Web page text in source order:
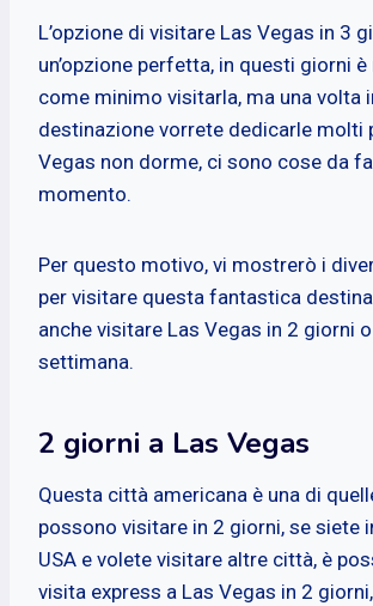
L’opzione di visitare Las Vegas in 3
un’opzione perfetta, in questi giorni
come minimo visitarla, ma una volta
destinazione vorrete dedicarle molti
Vegas non dorme, ci sono cose da
momento.
Per questo motivo, vi mostrerò i
per visitare questa fantastica
anche visitare Las Vegas in 2 giorni
settimana.
2 giorni a Las Vegas
Questa città americana è una di
possono visitare in 2 giorni, se siete
USA e volete visitare altre città, è
visita express a Las Vegas in 2